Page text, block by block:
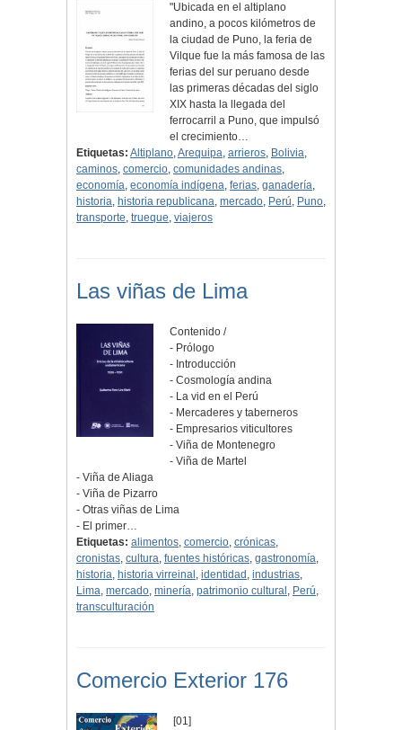
"Ubicada en el altiplano
andino, a pocos kilómetros de
la ciudad de Puno, la feria de
Vilque fue la más famosa de las
ferias del sur peruano desde
las primeras décadas del siglo
XIX hasta la llegada del
ferrocarril a Puno, que impulsó
el crecimiento…
Etiquetas: Altiplano,Arequipa, arrieros, Bolivia,
caminos, comercio, comunidades andinas,
economía, economía indígena, ferias, ganadería,
historia, historia republicana, mercado, Perú, Puno,
transporte, trueque, viajeros
Las viñas de Lima
Contenido /
- Prólogo
- Introducción
- Cosmología andina
- La vid en el Perú
- Mercaderes y taberneros
- Empresarios viticultores
- Viña de Montenegro
- Viña de Martel
- Viña de Aliaga
- Viña de Pizarro
- Otras viñas de Lima
- El primer…
Etiquetas: alimentos, comercio, crónicas,
cronistas, cultura, fuentes históricas, gastronomía,
historia, historia virreinal , identidad , industrias,
Lima, mercado, minería, patrimonio cultural , Perú,
transculturación
Comercio Exterior 176
[01]